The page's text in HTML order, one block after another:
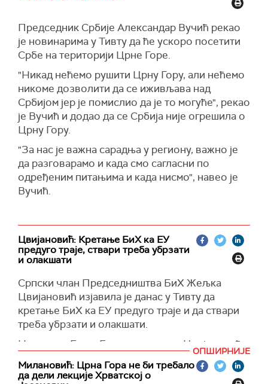
Председник Србије Александар Вучић рекао
је новинарима у Тивту да ће ускоро посетити
Србе на територији Црне Горе.
"Никад нећемо рушити Црну Гору, али нећемо
никоме дозволити да се иживљава над
Србијом јер је помислио да је то могуће", рекао
је Вучић и додао да се Србија није огрешила о
Црну Гору.
"За нас је важна сарадња у региону, важно је
да разговарамо и када смо сагласни по
одређеним питањима и када нисмо", навео је
Вучић.
Цвијановић: Кретање БиХ ка ЕУ
предуго траје, ствари треба убрзати
и олакшати
Српски члан Председништва БиХ Жељка
Цвијановић изјавила је данас у Тивту да
кретање БиХ ка ЕУ предуго траје и да ствари
треба убрзати и олакшати.
На самиту Брдо-Бриони процеса Цвијановић
је рекла да је оптимиста и песимиста по
питању европског пута.
ОПШИРНИЈЕ
Милановић: Црна Гора не би требало
да дели лекције Хрватској о